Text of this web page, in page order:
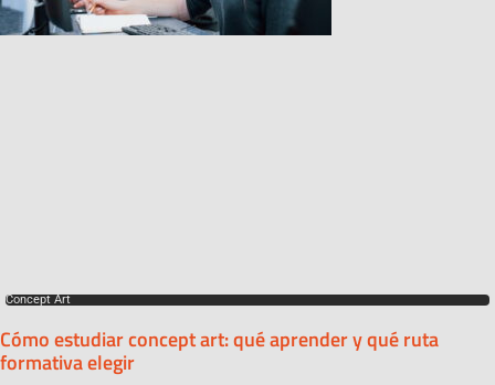
Concept Art
Cómo estudiar concept art: qué aprender y qué ruta
formativa elegir